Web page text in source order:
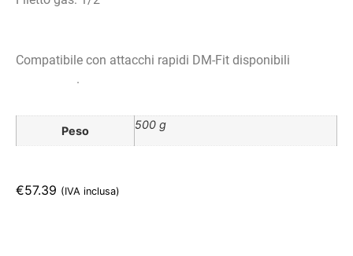
Compatibile con attacchi rapidi DM-Fit disponibili
.
Peso 500 g
€57.39 (IVA inclusa)